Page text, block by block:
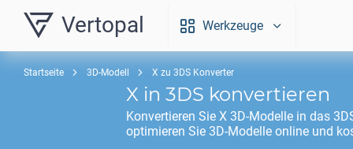
Vertopal Werkzeuge
Startseite 3D-Modell X zu 3DS Konverter
X in 3DS konvertieren
Konvertieren Sie X 3D-Modelle in das
optimieren Sie 3D-Modelle online und